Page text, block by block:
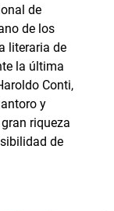
de
de los
literaria de
la última
Conti,
y
riqueza
de